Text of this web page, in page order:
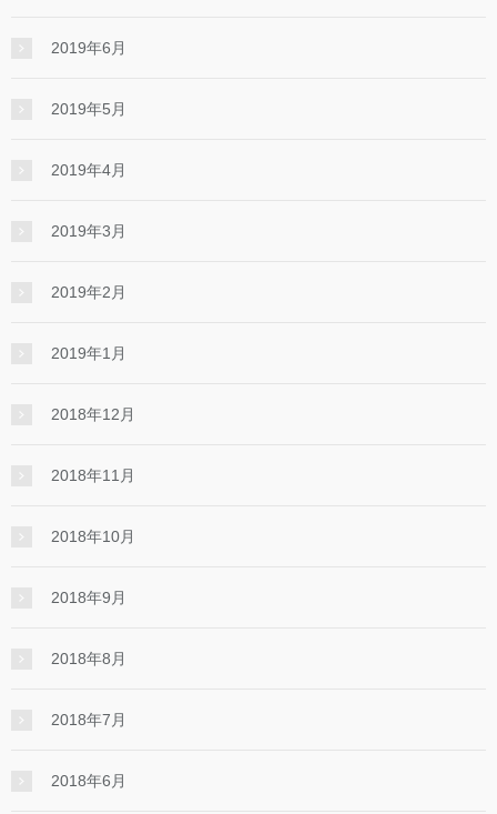
2019年6月
2019年5月
2019年4月
2019年3月
2019年2月
2019年1月
2018年12月
2018年11月
2018年10月
2018年9月
2018年8月
2018年7月
2018年6月